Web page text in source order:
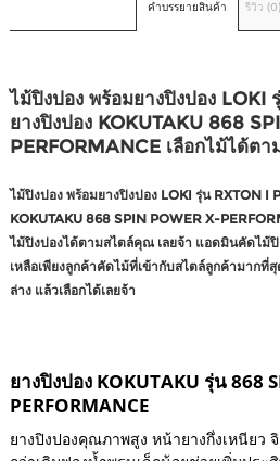
คำบรรยายสินค้า รีวิว (0)
ไม้ปิงปอง พร้อมยางปิงปอง LOKI
ยางปิงปอง KOKUTAKU 868
PERFORMANCE เลือกไม้ได้ต
ไม้ปิงปอง พร้อมยางปิงปอง LOKI รุ่น RXTON I
KOKUTAKU 868 SPIN POWER X-
ไม้ปิงปองได้ตามสไตล์คุณ เลยจ้า แอดมินคัดไม้
เหลือเพียงลูกค้าคัดไม้ที่เข้ากับสไตล์ลูกค้ามากที่
ล่าง แล้วเลือกได้เลยจ้า
ยางปิงปอง KOKUTAKU รุ่น 868
PERFORMANCE
ยางปิงปองคุณภาพสูง หน้ายางกึ่งเหนียว